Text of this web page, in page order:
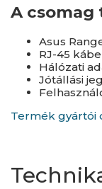
A csomag
Asus
RJ-45
Hálózati
Jótállási
Termék gyártói